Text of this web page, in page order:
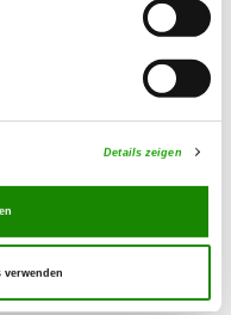
Details zeigen
e.V.
Details
e.V.
Details